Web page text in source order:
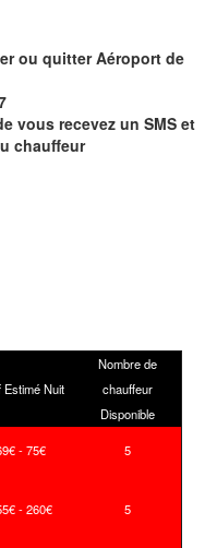
ou quitter Aéroport de
vous recevez un SMS et
chauffeur
Estimé Nuit
Nombre de
chauffeur
Disponible
- 75€ 5
- 260€ 5